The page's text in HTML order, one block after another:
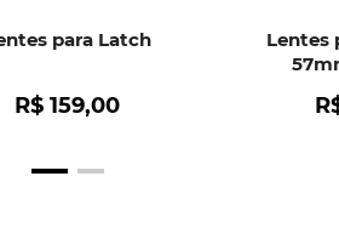
para Latch
R$ 159,00
Lentes